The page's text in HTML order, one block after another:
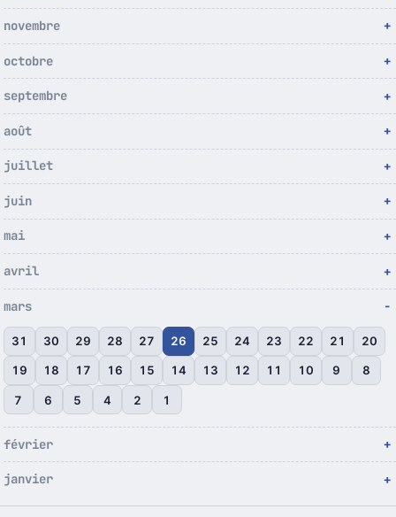
novembre
octobre
septembre
août
juillet
juin
mai
avril
mars
31 30 29 28 27 26 25 24 23 22 21 20
19 18 17 16 15 14 13 12 11 10 9 8
7 6 5 4 2 1
février
janvier